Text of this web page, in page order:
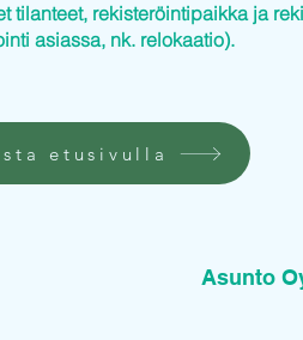
tilanteet, rekisteröintipaikka ja
asiassa, nk. relokaatio).
etusivulla
Asunto